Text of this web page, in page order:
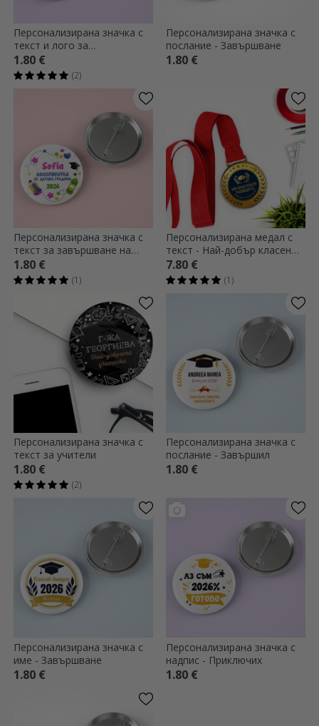
Персонализирана значка с
текст и лого за
дипломиране
1.80 €
(2)
Персонализирана значка с
послание - Завършване
1.80 €
Персонализирана значка с
текст за завършване на
детска градина
1.80 €
(1)
Персонализирана медал с
текст - Най-добър класен
ръководител
7.80 €
(1)
Персонализирана значка с
текст за учители
1.80 €
(2)
Персонализирана значка с
послание - Завършил
1.80 €
Персонализирана значка с
име - Завършване
1.80 €
Персонализирана значка с
надпис - Приключих
1.80 €